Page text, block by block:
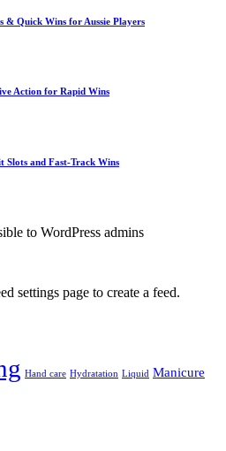
& Quick Wins for Aussie Players
Action for Rapid Wins
Slots and Fast‑Track Wins
to WordPress admins
settings page to create a feed.
Hand care Hydratation Liquid Manicure